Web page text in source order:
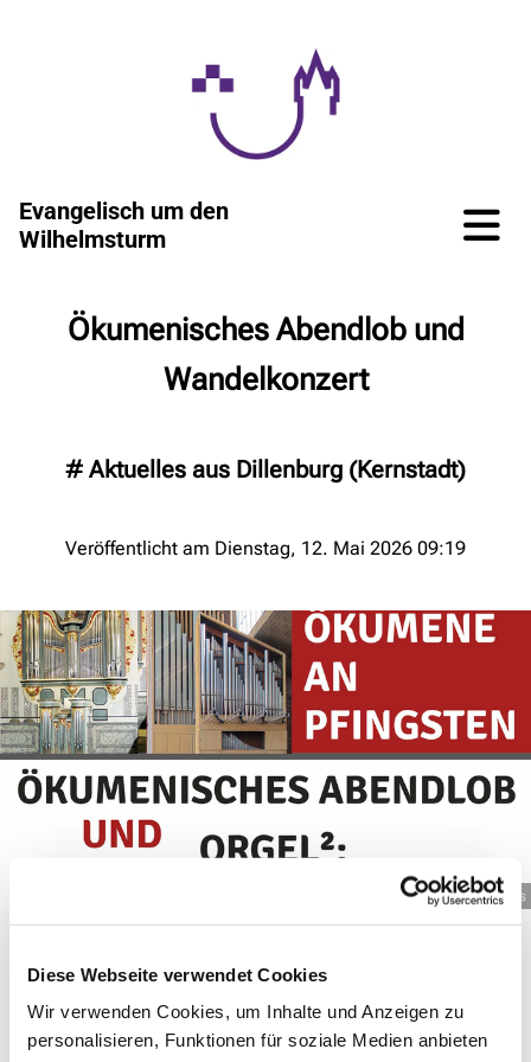
Diese Webseite verwendet Cookies
Wir verwenden Cookies, um Inhalte und Anzeigen zu
personalisieren, Funktionen für soziale Medien anbieten
Evangelisch um den
Wilhelmsturm
Ökumenisches Abendlob und
Wandelkonzert
# Aktuelles aus Dillenburg (Kernstadt)
Veröffentlicht am Dienstag, 12. Mai 2026 09:19
© KGs
Ökumenisches Abendlob und Wandelkonzert
Am Pfingstwochenende erklingt die Kirchenmusik
einzigartig ökumenisch – wie es Tradition ist!